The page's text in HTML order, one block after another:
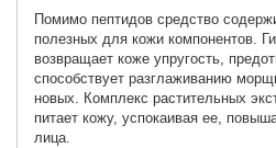
Помимо пептидов средство
полезных для кожи компонентов.
возвращает коже упругость,
способствует разглаживанию
новых. Комплекс растительных
питает кожу, успокаивая ее,
лица.